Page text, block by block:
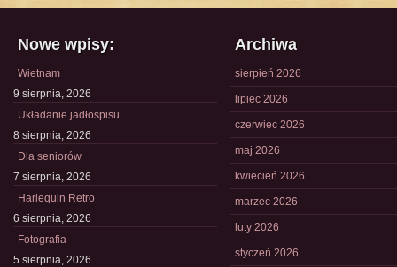
Nowe wpisy:
Wietnam
9 sierpnia, 2026
Układanie jadłospisu
8 sierpnia, 2026
Dla seniorów
7 sierpnia, 2026
Harlequin Retro
6 sierpnia, 2026
Fotografia
5 sierpnia, 2026
Archiwa
sierpień 2026
lipiec 2026
czerwiec 2026
maj 2026
kwiecień 2026
marzec 2026
luty 2026
styczeń 2026